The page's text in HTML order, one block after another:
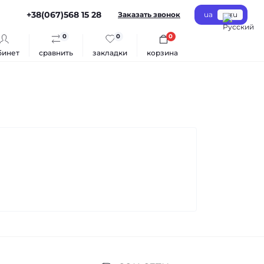
+38(067)568 15 28 Заказать звонок ua ru
сравнить
0
закладки
0
корзина
0